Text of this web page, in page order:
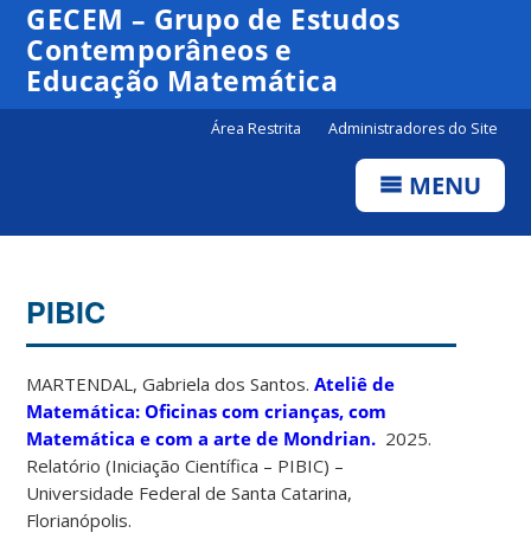
Canais
GECEM – Grupo de Estudos
Contemporâneos e
Educação Matemática
Área Restrita Administradores do Site
MENU
PIBIC
MARTENDAL, Gabriela dos Santos.Ateliê de
Matemática: Oficinas com crianças, com
Matemática e com a arte de Mondrian. 2025.
Relatório (Iniciação Científica – PIBIC) –
Universidade Federal de Santa Catarina,
Florianópolis.